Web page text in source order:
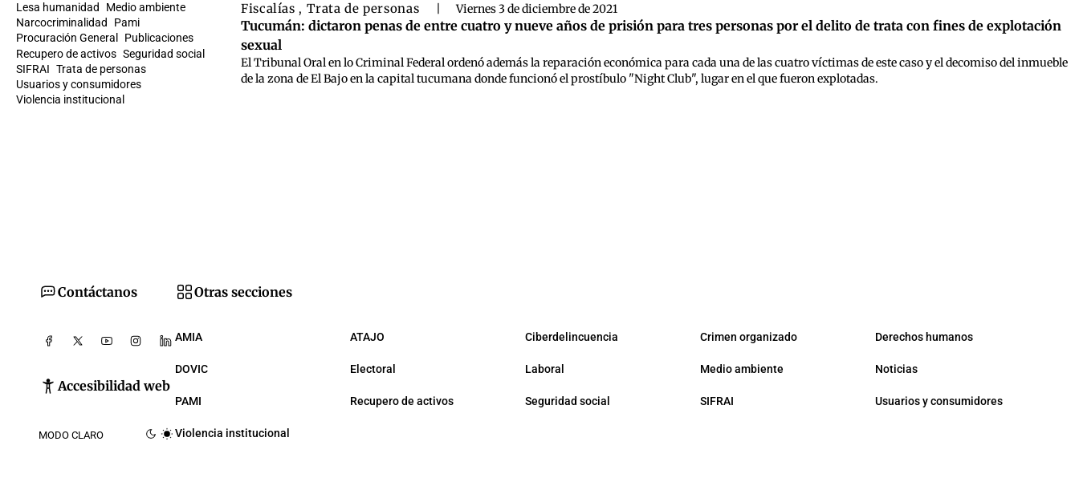
Lesa humanidad
Medio ambiente
Narcocriminalidad
Pami
Procuración General
Publicaciones
Recupero de activos Seguridad social
SIFRAI Trata de personas
Usuarios y consumidores
Violencia institucional
Fiscalías , Trata de personas Viernes 3 de diciembre de 2021
Tucumán: dictaron penas de entre cuatro y nueve años de prisión para tres personas por el delito de trata con fines de explotación
sexual
El Tribunal Oral en lo Criminal Federal ordenó además la reparación económica para cada una de las cuatro víctimas de este caso y el decomiso del inmueble
de la zona de El Bajo en la capital tucumana donde funcionó el prostíbulo "Night Club", lugar en el que fueron explotadas.
Contáctanos
Accesibilidad web
MODO CLARO
Otras secciones
AMIA ATAJO Ciberdelincuencia Crimen organizado Derechos humanos
DOVIC Electoral Laboral Medio ambiente Noticias
PAMI Recupero de activos Seguridad social SIFRAI Usuarios y consumidores
Violencia institucional